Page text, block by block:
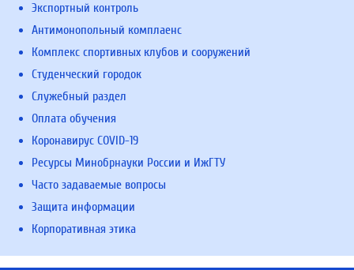
Экспортный контроль
Антимонопольный комплаенс
Комплекс спортивных клубов и сооружений
Студенческий городок
Служебный раздел
Оплата обучения
Коронавирус COVID-19
Ресурсы Минобрнауки России и ИжГТУ
Часто задаваемые вопросы
Защита информации
Корпоративная этика